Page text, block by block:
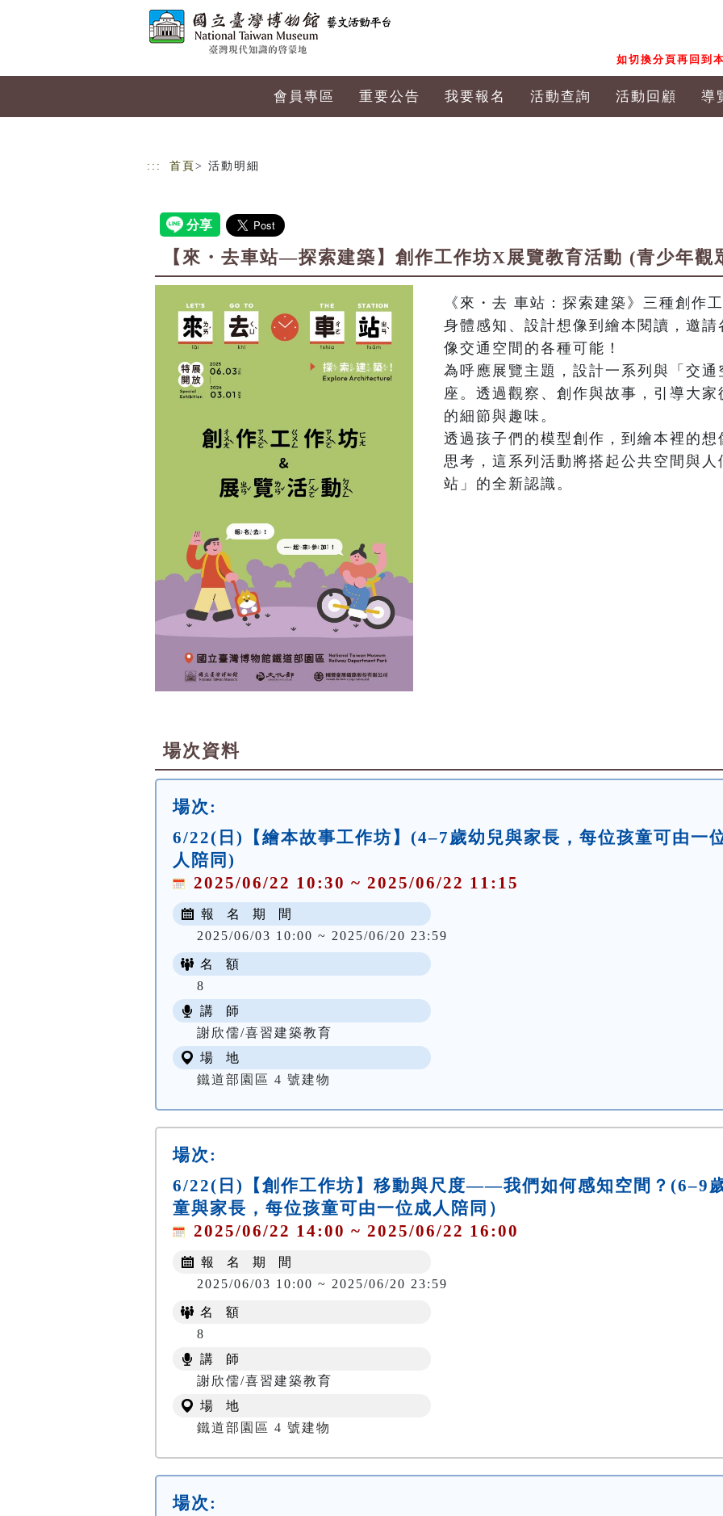
如切換分頁再回到
會員專區 重要公告 我要報名 活動查詢 活動回顧 導
::: 首頁 > 活動明細
【來・去車站—探索建築】創作工作坊X展覽教育活動 (青少年觀
《來・去 車站：探索建築》三種創作
身體感知、設計想像到繪本閱讀，邀
像交通空間的各種可能！
為呼應展覽主題，設計一系列與「交
座。透過觀察、創作與故事，引導大
的細節與趣味。
透過孩子們的模型創作，到繪本裡的
思考，這系列活動將搭起公共空間與
場次資料
場次:
6/22(日)【繪本故事工作坊】(4–7歲幼兒與家長，每位孩童可由一
人陪同)
2025/06/22 10:30 ~ 2025/06/22 11:15
報 名 期 間
2025/06/03 10:00 ~ 2025/06/20 23:59
名 額
8
講 師
謝欣儒/喜習建築教育
場 地
鐵道部園區 4 號建物
場次:
6/22(日)【創作工作坊】移動與尺度——我們如何感知空間？(6–9
童與家長，每位孩童可由一位成人陪同）
2025/06/22 14:00 ~ 2025/06/22 16:00
報 名 期 間
2025/06/03 10:00 ~ 2025/06/20 23:59
名 額
8
講 師
謝欣儒/喜習建築教育
場 地
鐵道部園區 4 號建物
場次: